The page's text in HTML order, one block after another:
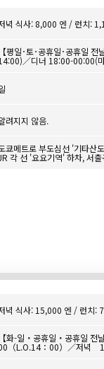
녁 식사: 8,000 엔 / 런치:
【평일･토･공휴일･공휴일
／디너 18:00-00:00(
려지지 않음.
쿄메트로 부도심선 '기타산
각 선 '요요기역' 하차, 서
녁 식사: 15,000 엔 / 런치:
【화-일・공휴일・공휴일
（L.O.14：00）／저녁